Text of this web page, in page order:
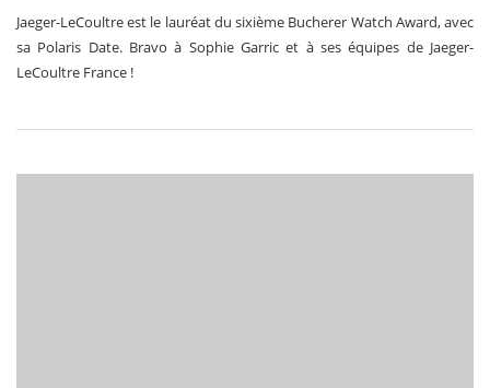
Jaeger-LeCoultre est le lauréat du sixième Bucherer Watch Award, avec
sa Polaris Date. Bravo à Sophie Garric et à ses équipes de Jaeger-
LeCoultre France !